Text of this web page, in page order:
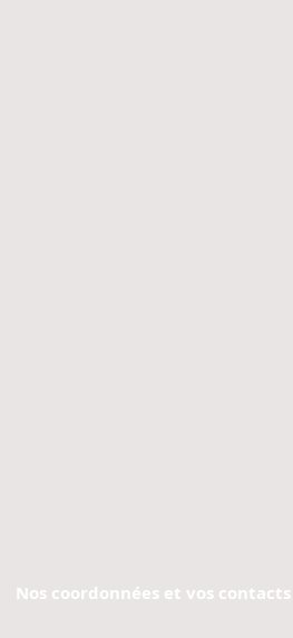
Nos coordonnées et vos contacts